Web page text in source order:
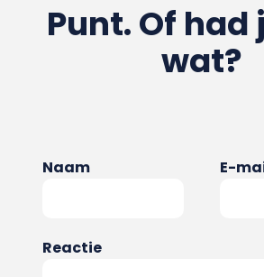
Punt. Of had
wat?
Naam E-
Reactie